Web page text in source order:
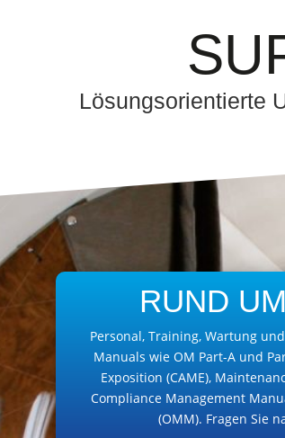
Lösungsorientierte
RUND
Personal, Training, Wartung
Manuals wie OM Part-A und
Exposition (CAME),
Compliance Management
(OMM). Fragen Sie